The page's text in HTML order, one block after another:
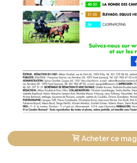
Acheter ce